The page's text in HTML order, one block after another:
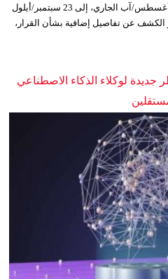
شاكر، التي كانت مقرر عقدها في 5 أغسطس/آب الجاري، إلى 23 سبتمبر/أيلول
الكشف عن تفاصيل إضافية بشأن القرار،
جديدة لوكلاء الذكاء الاصطناعي